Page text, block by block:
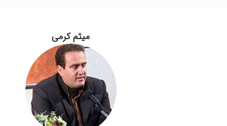
میثم کرمی